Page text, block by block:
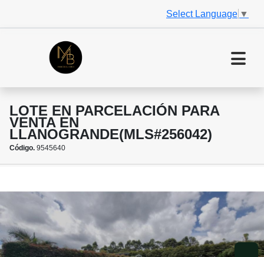
Select Language ▼
LOTE EN PARCELACIÓN PARA
VENTA EN
LLANOGRANDE(MLS#256042)
Código. 9545640